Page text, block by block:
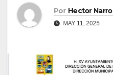
Por Hector Narro
MAY 11, 2025